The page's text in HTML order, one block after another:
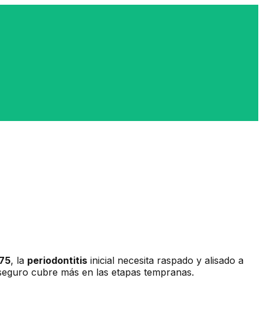
, la periodontitis inicial necesita raspado y alisado a
cubre más en las etapas tempranas.